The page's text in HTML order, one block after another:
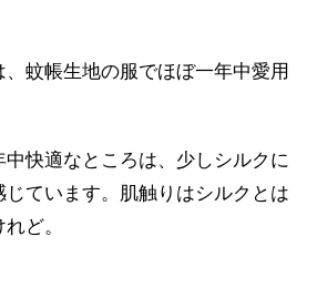
蚊帳生地の服でほぼ一年中愛用
快適なところは、少しシルクに
じています。肌触りはシルクとは
ど。